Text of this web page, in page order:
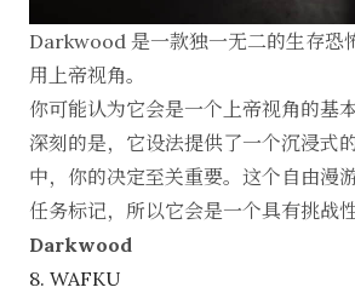
Darkwood 是一款独一无二的生存恐
用上帝视角。
你可能认为它会是一个上帝视角的基
深刻的是，它设法提供了一个沉浸式
中，你的决定至关重要。这个自由漫
任务标记，所以它会是一个具有挑战性
Darkwood
8. WAFKU